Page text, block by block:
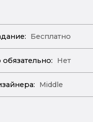
Бесплатно
Нет
Middle